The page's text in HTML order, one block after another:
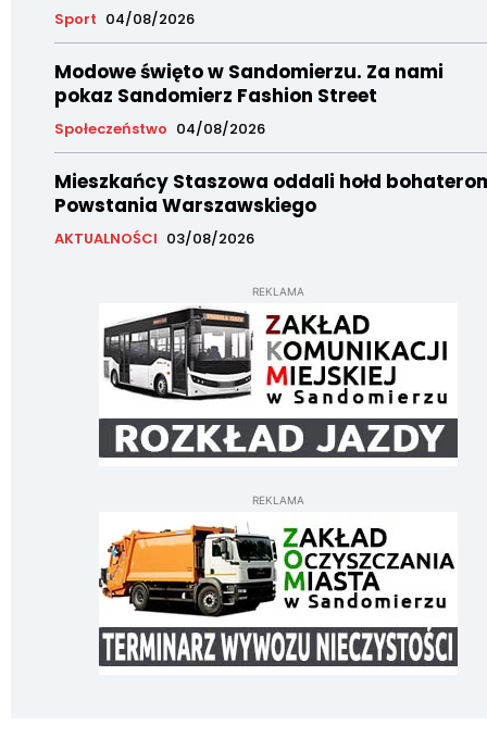
Sport 04/08/2026
Modowe święto w Sandomierzu. Za nami
pokaz Sandomierz Fashion Street
Społeczeństwo 04/08/2026
Mieszkańcy Staszowa oddali hołd
Powstania Warszawskiego
AKTUALNOŚCI 03/08/2026
REKLAMA
REKLAMA